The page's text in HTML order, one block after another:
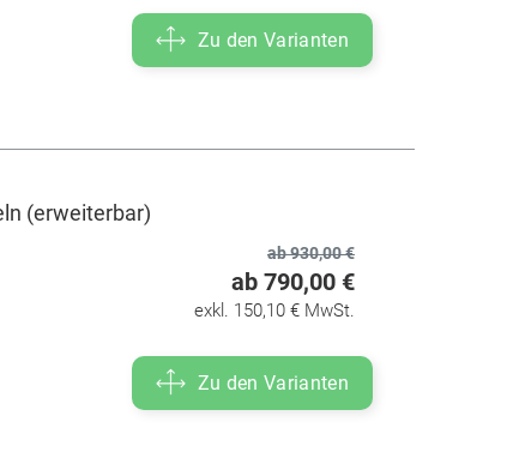
Zu den Varianten
(erweiterbar)
ab 930,00 €
ab 790,00 €
exkl. 150,10 € MwSt.
Zu den Varianten